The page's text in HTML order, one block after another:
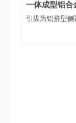
一体成型铝合
引拔为铝挤型